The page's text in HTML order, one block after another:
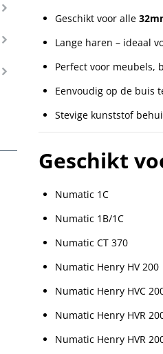
Geschikt voor alle
Lange haren – ideaal
Perfect voor meubels,
Eenvoudig op de buis
Stevige kunststof
Geschikt
Numatic 1C
Numatic 1B/1C
Numatic CT 370
Numatic Henry HV 200
Numatic Henry HVC
Numatic Henry HVR
Numatic Henry HVR